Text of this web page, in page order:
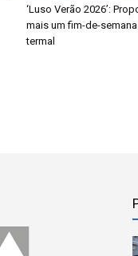
‘Luso Verão 2026’:
mais um fim-de-
termal